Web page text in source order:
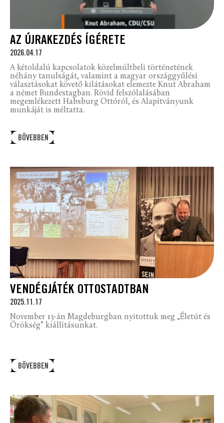
AZ ÚJRAKEZDÉS ÍGÉRETE
2026.04.17
A kétoldalú kapcsolatok közelmúltbeli történetének
néhány tanulságát, valamint a magyar országgyűlési
választásokat követő kilátásokat elemezte Knut Abraham
a német Bundestagban. Rövid felszólalásában
megemlékezett Habsburg Ottóról, és Alapítványunk
munkáját is méltatta.
BŐVEBBEN
VENDÉGJÁTÉK OTTOSTADTBAN
2025.11.17
November 13-án Magdeburgban nyitottuk meg „Életút és
Örökség” kiállításunkat.
BŐVEBBEN